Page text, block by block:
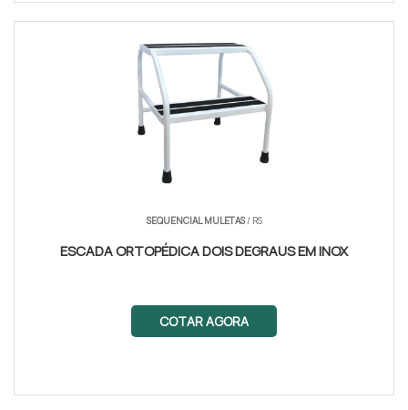
SEQUENCIAL MULETAS/ RS
ESCADA ORTOPÉDICA DOIS DEGRAUS EM INOX
COTAR AGORA